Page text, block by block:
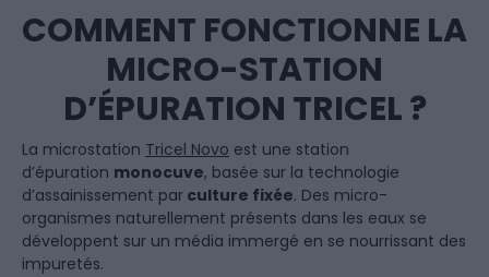
COMMENT FONCTIONNE LA
MICRO-STATION
D’ÉPURATION TRICEL ?
La microstation Tricel Novo est une station
d’épuration monocuve, basée sur la technologie
d’assainissement par culture fixée. Des micro-
organismes naturellement présents dans les eaux se
développent sur un média immergé en se nourrissant des
impuretés.